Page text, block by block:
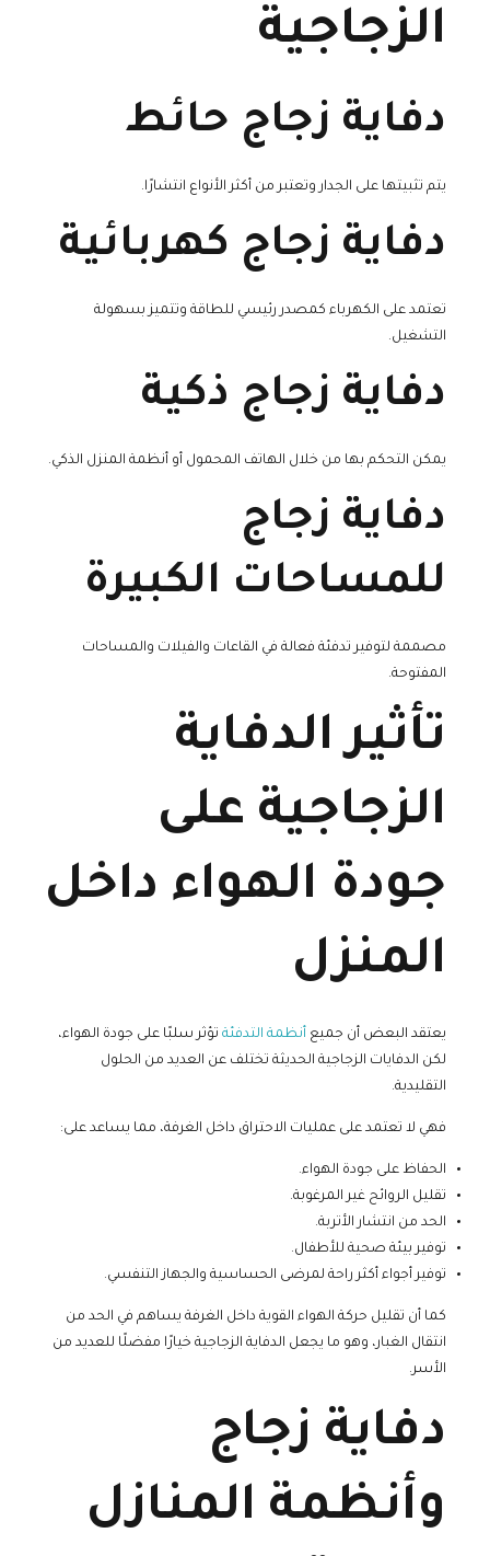
الزجاجية
دفاية زجاج حائط
يتم تثبيتها على الجدار وتعتبر من أكثر الأنواع انتشارًا.
دفاية زجاج كهربائية
تعتمد على الكهرباء كمصدر رئيسي للطاقة وتتميز بسهولة
التشغيل.
دفاية زجاج ذكية
يمكن التحكم بها من خلال الهاتف المحمول أو أنظمة المنزل الذكي.
دفاية زجاج
للمساحات الكبيرة
مصممة لتوفير تدفئة فعالة في القاعات والفيلات والمساحات
المفتوحة.
تأثير الدفاية
الزجاجية على
جودة الهواء داخل
المنزل
يعتقد البعض أن جميع أنظمة التدفئة تؤثر سلبًا على جودة الهواء،
لكن الدفايات الزجاجية الحديثة تختلف عن العديد من الحلول
التقليدية.
فهي لا تعتمد على عمليات الاحتراق داخل الغرفة، مما يساعد على:
الحفاظ على جودة الهواء.
تقليل الروائح غير المرغوبة.
الحد من انتشار الأتربة.
توفير بيئة صحية للأطفال.
توفير أجواء أكثر راحة لمرضى الحساسية والجهاز التنفسي.
كما أن تقليل حركة الهواء القوية داخل الغرفة يساهم في الحد من
انتقال الغبار، وهو ما يجعل الدفاية الزجاجية خيارًا مفضلًا للعديد من
الأسر.
دفاية زجاج
وأنظمة المنازل